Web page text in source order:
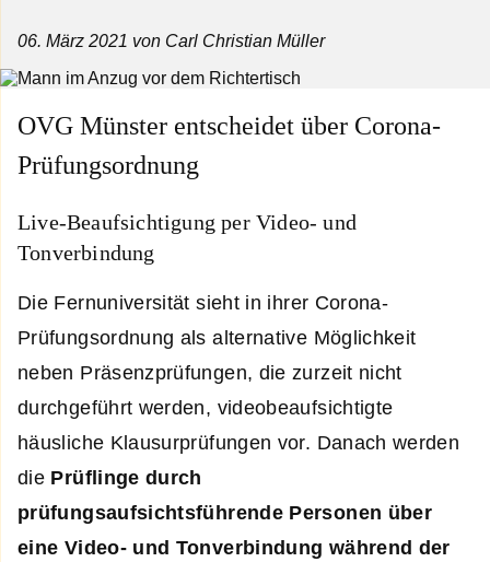
06. März 2021 von Carl Christian Müller
OVG Münster entscheidet über Corona-
Prüfungsordnung
Live-Beaufsichtigung per Video- und
Tonverbindung
Die Fernuniversität sieht in ihrer Corona-
Prüfungsordnung als alternative Möglichkeit
neben Präsenzprüfungen, die zurzeit nicht
durchgeführt werden, videobeaufsichtigte
häusliche Klausurprüfungen vor. Danach werden
die Prüflinge durch
prüfungsaufsichtsführende Personen über
eine Video- und Tonverbindung während der